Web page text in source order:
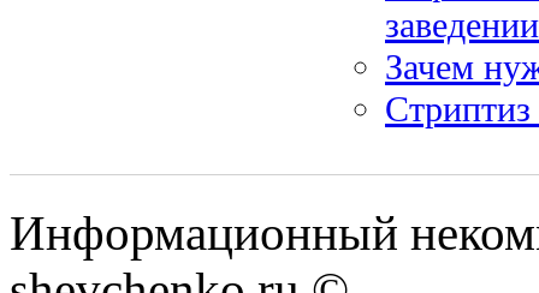
заведении
Зачем
Информационный